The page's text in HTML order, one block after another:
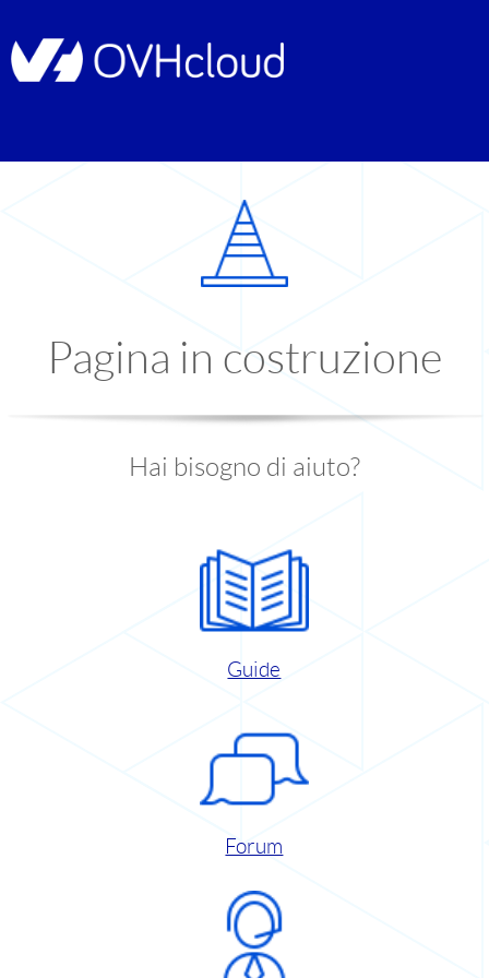
Pagina in costruzione
Hai bisogno di aiuto?
Guide
Forum